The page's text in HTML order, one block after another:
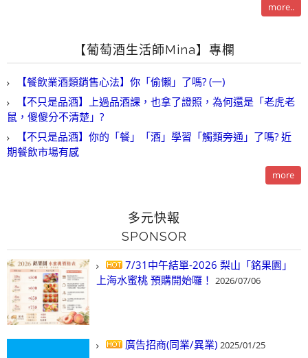
more..
【葡萄酒生活師Mina】專欄
【餐飲業酒類銷售心法】你「偷懶」了嗎? (一)
【不只是品酒】上過品酒課，也拿了證照，為何還是「老虎老
鼠，傻傻分不清楚」?
【不只是品酒】你的「餐」「酒」學習「觸類旁通」了嗎? 近
期餐飲市場有感
more
多元快報
SPONSOR
7/31中午結單-2026 梨山「銘果園」
上海水蜜桃 預購開始囉！ 2026/07/06
廣告招商(同業/異業) 2025/01/25